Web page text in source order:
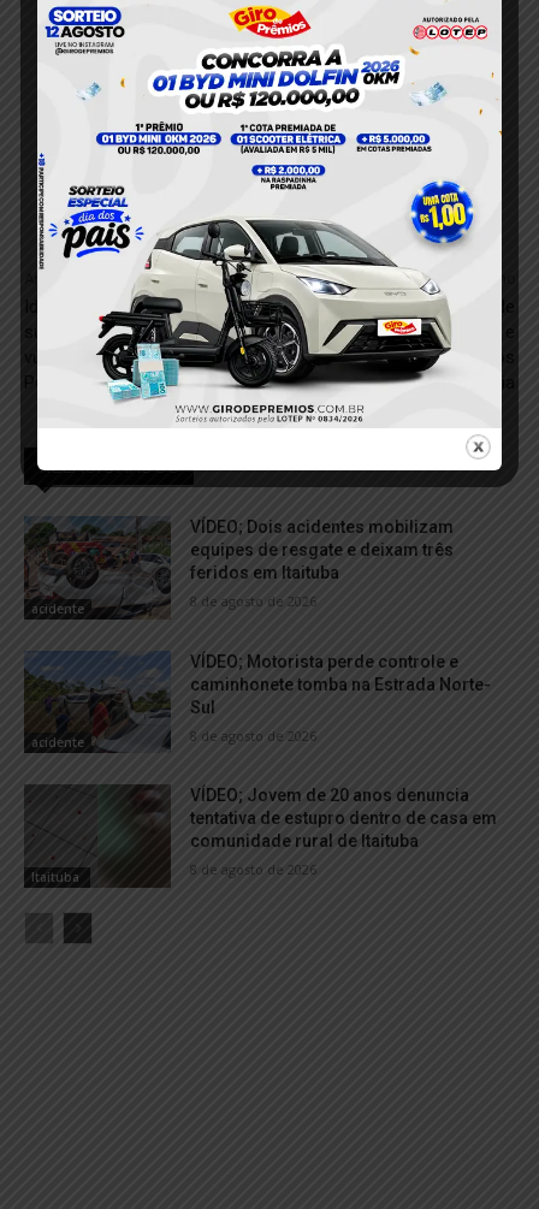
Idoso de 76 anos é preso
suspeito de estupro de
vulnerável na zona rural de
Porto de Moz
VÍDEO; Jovem é acusado de
furtar duas roçadeiras e
população recupera objetos
em Medicilândia
RELACIONADOS
acidente
VÍDEO; Dois acidentes mobilizam
equipes de resgate e deixam três
feridos em Itaituba
8 de agosto de 2026
acidente
VÍDEO; Motorista perde controle e
caminhonete tomba na Estrada Norte-
Sul
8 de agosto de 2026
Itaituba
VÍDEO; Jovem de 20 anos denuncia
tentativa de estupro dentro de casa em
comunidade rural de Itaituba
8 de agosto de 2026